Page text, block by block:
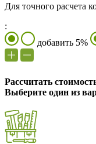
Для точного расчета
:
добавить 5%
Рассчитать
Выберите один из